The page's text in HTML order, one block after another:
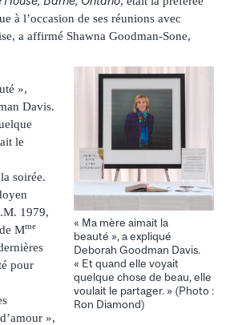
à l’occasion de ses réunions avec
a affirmé Shawna Goodman-Sone,
« Ma mère aimait la
beauté », a expliqué
Deborah Goodman Davis.
« Et quand elle voyait
quelque chose de beau, elle
voulait le partager. » (Photo :
Ron Diamond)
»,
Davis.
le
soirée.
1979,
Mme
pour
»,